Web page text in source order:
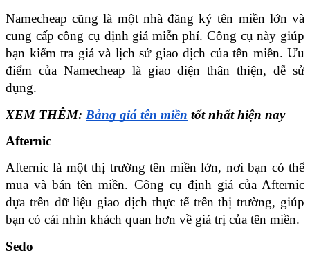
Namecheap cũng là một nhà đăng ký tên miền lớn và
cung cấp công cụ định giá miễn phí. Công cụ này giúp
bạn kiểm tra giá và lịch sử giao dịch của tên miền. Ưu
điểm của Namecheap là giao diện thân thiện, dễ sử
dụng.
XEM THÊM: Bảng giá tên miền tốt nhất hiện nay
Afternic
Afternic là một thị trường tên miền lớn, nơi bạn có thể
mua và bán tên miền. Công cụ định giá của Afternic
dựa trên dữ liệu giao dịch thực tế trên thị trường, giúp
bạn có cái nhìn khách quan hơn về giá trị của tên miền.
Sedo